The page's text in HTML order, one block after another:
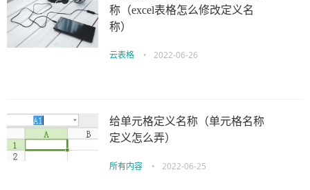
称（excel表格怎么修改定义名
称）
云表格 • 2022-06-26
给单元格定义名称（单元格名称
定义怎么弄）
所有内容 • 2022-06-25